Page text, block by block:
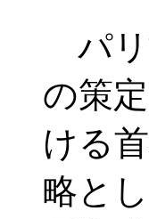
パリ
の策
ける
略と